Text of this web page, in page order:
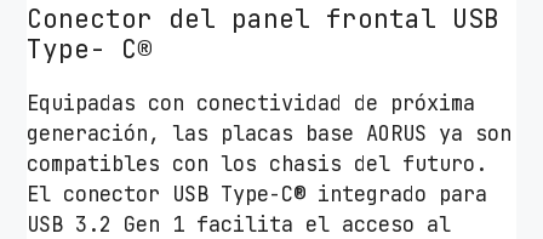
Conector del panel frontal USB
Type- C®
Equipadas con conectividad de próxima
generación, las placas base AORUS ya son
compatibles con los chasis del futuro.
El conector USB Type-C® integrado para
USB 3.2 Gen 1 facilita el acceso al